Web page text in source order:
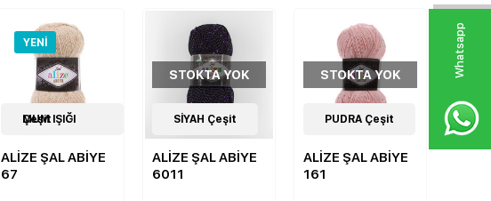
W
h
a
s
p
p
D
e
s
e
H
a
t
t
YENI
11Çeşit
MUM IŞIĞI Çeşit
ALİZE ŞAL ABİYE
67
10Çeşit
STOKTA YOK
SİYAH Çeşit
ALİZE ŞAL ABİYE
6011
10Çeşit
STOKTA YOK
PUDRA Çeşit
ALİZE ŞAL ABİYE
161